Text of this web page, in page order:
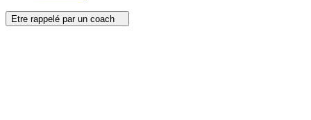
Etre rappelé par un coach